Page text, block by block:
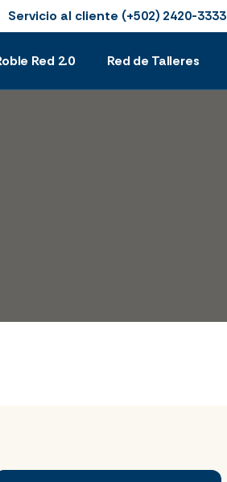
Servicio al cliente (+502) 2420-3333
Red 2.0 Red de Talleres